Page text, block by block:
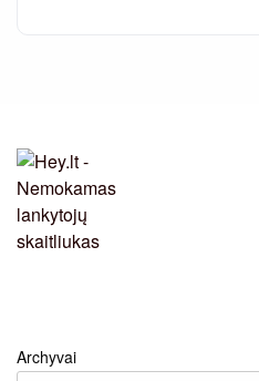
Archyvai